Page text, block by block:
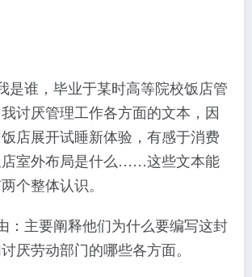
是谁，毕业于某时高等院校饭店管
讨厌管理工作各方面的文本，因
店展开试睡新体验，有感于消费
室外布局是什么……这些文本能
个整体认识。
：主要阐释他们为什么要编写这封
厌劳动部门的哪些各方面。